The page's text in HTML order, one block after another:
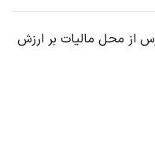
از محل مالیات بر ارزش